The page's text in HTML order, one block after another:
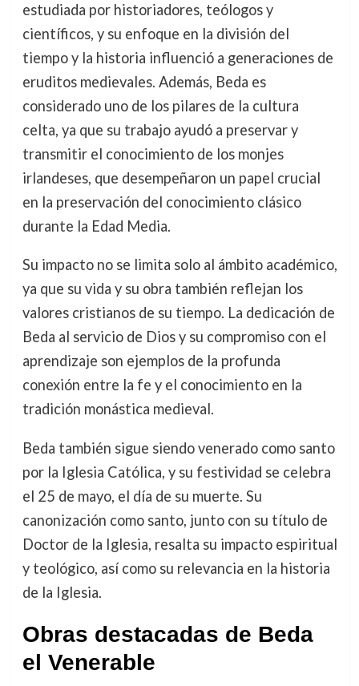
estudiada por historiadores, teólogos y
científicos, y su enfoque en la división del
tiempo y la historia influenció a generaciones de
eruditos medievales. Además, Beda es
considerado uno de los pilares de la cultura
celta, ya que su trabajo ayudó a preservar y
transmitir el conocimiento de los monjes
irlandeses, que desempeñaron un papel crucial
en la preservación del conocimiento clásico
durante la Edad Media.
Su impacto no se limita solo al ámbito académico,
ya que su vida y su obra también reflejan los
valores cristianos de su tiempo. La dedicación de
Beda al servicio de Dios y su compromiso con el
aprendizaje son ejemplos de la profunda
conexión entre la fe y el conocimiento en la
tradición monástica medieval.
Beda también sigue siendo venerado como santo
por la Iglesia Católica, y su festividad se celebra
el 25 de mayo, el día de su muerte. Su
canonización como santo, junto con su título de
Doctor de la Iglesia, resalta su impacto espiritual
y teológico, así como su relevancia en la historia
de la Iglesia.
Obras destacadas de Beda
el Venerable